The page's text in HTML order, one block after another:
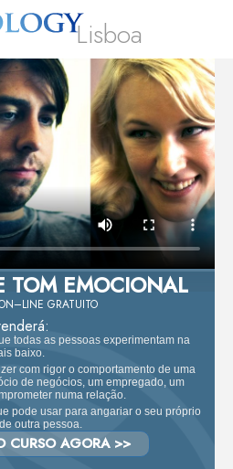
Lisboa
TOM EMOCIONAL
GRATUITO
todas as pessoas experimentam na
baixo.
com rigor o comportamento de uma
de negócios, um empregado, um
numa relação.
pode usar para angariar o seu próprio
outra pessoa.
CURSO AGORA >>